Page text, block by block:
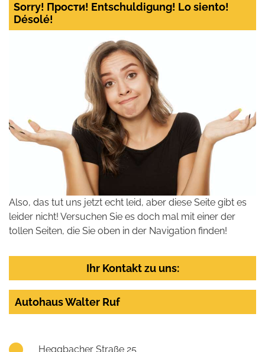
Sorry! Прости! Entschuldigung! Lo siento!
Désolé!
Also, das tut uns jetzt echt leid, aber diese Seite gibt es
leider nicht! Versuchen Sie es doch mal mit einer der
tollen Seiten, die Sie oben in der Navigation finden!
Ihr Kontakt zu uns:
Autohaus Walter Ruf
Heggbacher Straße 25